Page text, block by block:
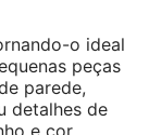
o ideal
peças
parede,
detalhes de
e cor